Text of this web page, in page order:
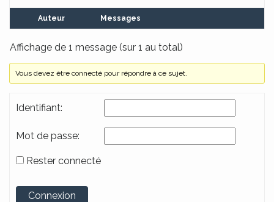
Auteur Messages
Affichage de 1 message (sur 1 au total)
Vous devez être connecté pour répondre à ce sujet.
Identifiant:
Mot de passe:
Rester connecté
Alternative:
Connexion